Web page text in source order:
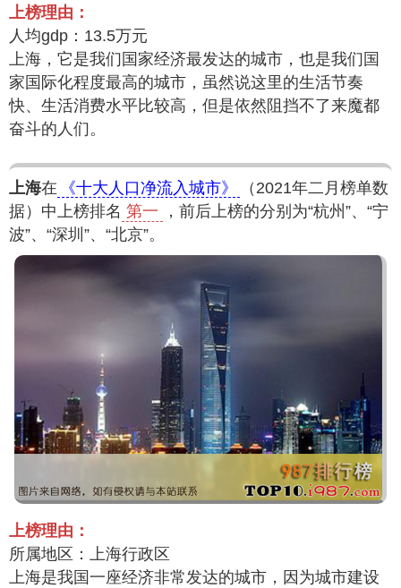
上榜理由：
人均gdp：13.5万元
上海，它是我们国家经济最发达的城市，也是我们国
家国际化程度最高的城市，虽然说这里的生活节奏
快、生活消费水平比较高，但是依然阻挡不了来魔都
奋斗的人们。
上海在 《十大人口净流入城市》
（2021年二月榜单数
据）中上榜排名 第一
，前后上榜的分别为“杭州”、“宁
波”、“深圳”、“北京”。
上榜理由：
所属地区：上海行政区
上海是我国一座经济非常发达的城市，因为城市建设